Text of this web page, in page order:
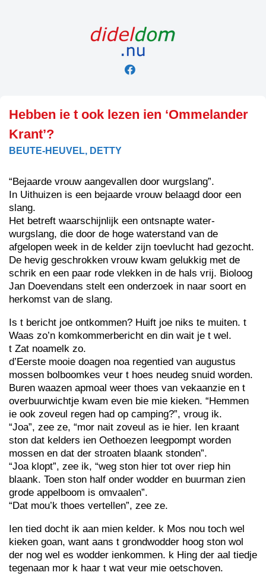
Hebben ie t ook lezen ien ‘Ommelander
Krant’?
BEUTE-HEUVEL, DETTY
“Bejaarde vrouw aangevallen door wurgslang”.
In Uithuizen is een bejaarde vrouw belaagd door een
slang.
Het betreft waarschijnlijk een ontsnapte water-
wurgslang, die door de hoge waterstand van de
afgelopen week in de kelder zijn toevlucht had gezocht.
De hevig geschrokken vrouw kwam gelukkig met de
schrik en een paar rode vlekken in de hals vrij. Bioloog
Jan Doevendans stelt een onderzoek in naar soort en
herkomst van de slang.
Is t bericht joe ontkommen? Huift joe niks te muiten. t
Waas zo’n komkommerbericht en din wait je t wel.
t Zat noamelk zo.
d’Eerste mooie doagen noa regentied van augustus
mossen bolboomkes veur t hoes neudeg snuid worden.
Buren waazen apmoal weer thoes van vekaanzie en t
overbuurwichtje kwam even bie mie kieken. “Hemmen
ie ook zoveul regen had op camping?”, vroug ik.
“Joa”, zee ze, “mor nait zoveul as ie hier. Ien kraant
ston dat kelders ien Oethoezen leegpompt worden
mossen en dat der stroaten blaank stonden”.
“Joa klopt”, zee ik, “weg ston hier tot over riep hin
blaank. Toen ston half onder wodder en buurman zien
grode appelboom is omvaalen”.
“Dat mou’k thoes vertellen”, zee ze.
Ien tied docht ik aan mien kelder. k Mos nou toch wel
kieken goan, want aans t grondwodder hoog ston wol
der nog wel es wodder ienkommen. k Hing der aal tiedje
tegenaan mor k haar t wat veur mie oetschoven.